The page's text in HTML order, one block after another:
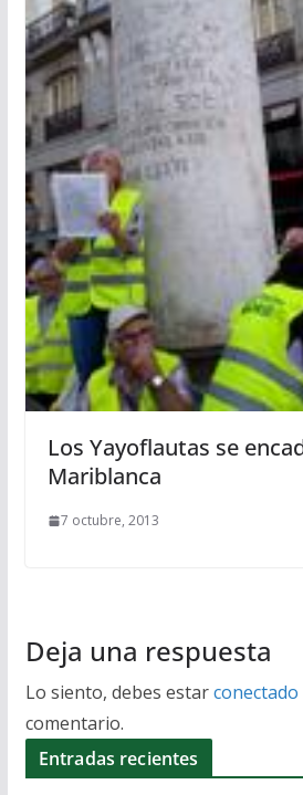
Los Yayoflautas se
Mariblanca
7 octubre, 2013
Deja una respuesta
Lo siento, debes estarconectado
comentario.
Entradas recientes